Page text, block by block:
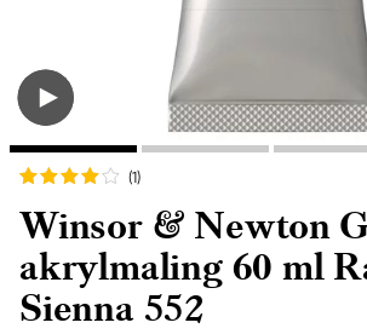
(1)
Winsor & Newton
akrylmaling 60 ml
Sienna 552